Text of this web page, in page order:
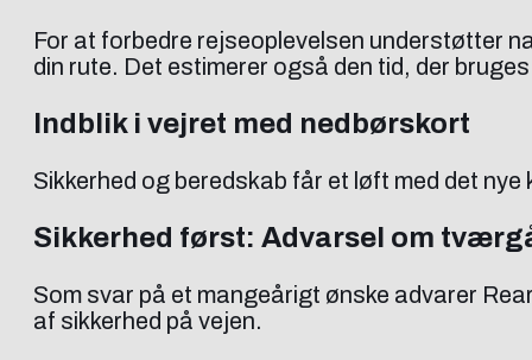
For at forbedre rejseoplevelsen understøtter
din rute. Det estimerer også den tid, der
Indblik i vejret med nedbørskort
Sikkerhed og beredskab får et løft med det
Sikkerhed først: Advarsel om
Som svar på et mangeårigt ønske advarer
af sikkerhed på vejen.